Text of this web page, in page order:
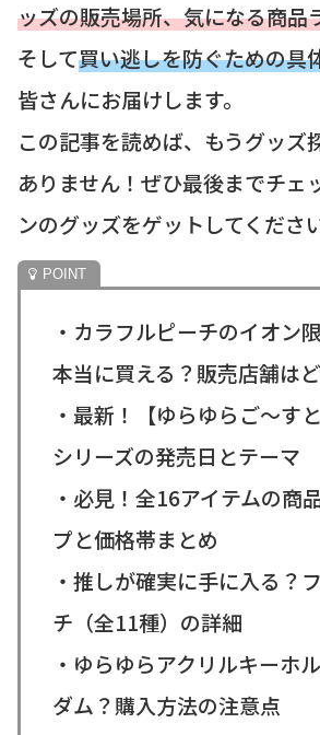
ッズの販売場所、気になる商品
そして買い逃しを防ぐための具
皆さんにお届けします。
この記事を読めば、もうグッズ
ありません！ぜひ最後までチェ
ンのグッズをゲットしてくださ
・カラフルピーチのイオン
本当に買える？販売店舗は
・最新！【ゆらゆらご〜す
シリーズの発売日とテーマ
・必見！全16アイテムの商
プと価格帯まとめ
・推しが確実に手に入る？
チ（全11種）の詳細
・ゆらゆらアクリルキーホ
ダム？購入方法の注意点